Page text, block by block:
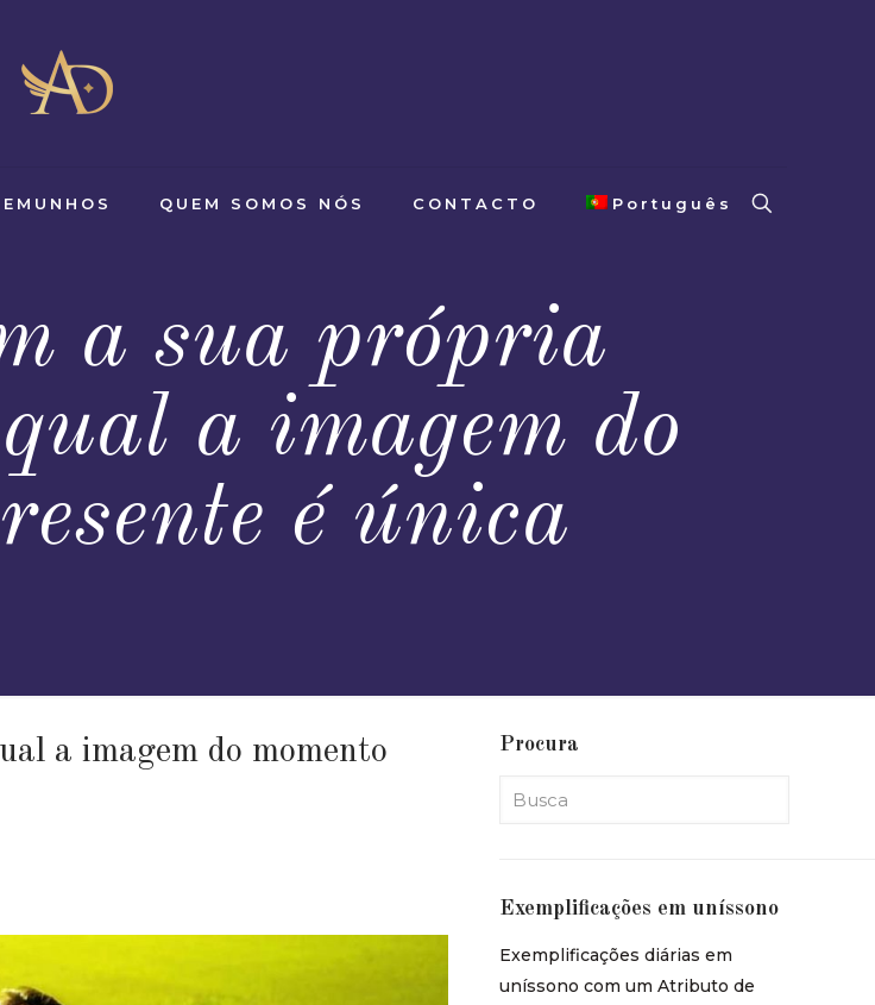
QUEM SOMOS NÓS CONTACTO Português
a sua própria
a imagem do
é única
a imagem do momento
Procura
Exemplificações em uníssono
Exemplificações diárias em
uníssono com um Atributo de